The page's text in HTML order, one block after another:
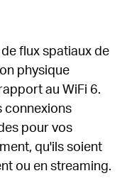
flux spatiaux de
physique
au WiFi 6.
connexions
pour vos
qu'ils soient
ou en streaming.